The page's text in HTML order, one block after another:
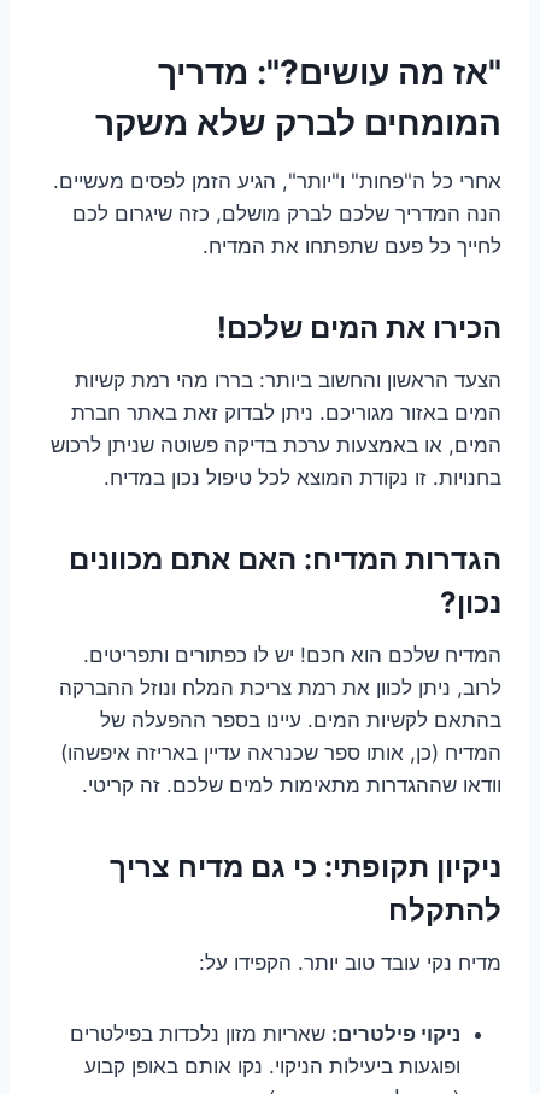
"אז מה עושים?": מדריך
המומחים לברק שלא משקר
אחרי כל ה"פחות" ו"יותר", הגיע הזמן לפסים מעשיים.
הנה המדריך שלכם לברק מושלם, כזה שיגרום לכם
לחייך כל פעם שתפתחו את המדיח.
הכירו את המים שלכם!
הצעד הראשון והחשוב ביותר: בררו מהי רמת קשיות
המים באזור מגוריכם. ניתן לבדוק זאת באתר חברת
המים, או באמצעות ערכת בדיקה פשוטה שניתן לרכוש
בחנויות. זו נקודת המוצא לכל טיפול נכון במדיח.
הגדרות המדיח: האם אתם מכוונים
נכון?
המדיח שלכם הוא חכם! יש לו כפתורים ותפריטים.
לרוב, ניתן לכוון את רמת צריכת המלח ונוזל ההברקה
בהתאם לקשיות המים. עיינו בספר ההפעלה של
המדיח (כן, אותו ספר שכנראה עדיין באריזה איפשהו)
וודאו שההגדרות מתאימות למים שלכם. זה קריטי.
ניקיון תקופתי: כי גם מדיח צריך
להתקלח
מדיח נקי עובד טוב יותר. הקפידו על:
ניקוי פילטרים: שאריות מזון נלכדות בפילטרים
ופוגעות ביעילות הניקוי. נקו אותם באופן קבוע